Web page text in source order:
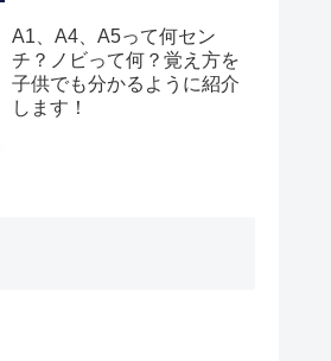
A1、A4、A5って何セン
チ？ノビって何？覚え方を
子供でも分かるように紹介
します！